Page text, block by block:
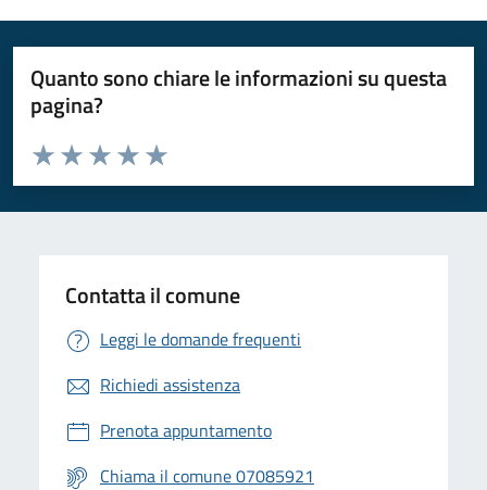
Quanto sono chiare le informazioni su questa
pagina?
Valuta da 1 a 5 stelle la pagina
Valuta 5 stelle su 5
Valuta 4 stelle su 5
Valuta 3 stelle su 5
Valuta 2 stelle su 5
Valuta 1 stelle su 5
Contatta il comune
Leggi le domande frequenti
Richiedi assistenza
Prenota appuntamento
Chiama il comune 07085921